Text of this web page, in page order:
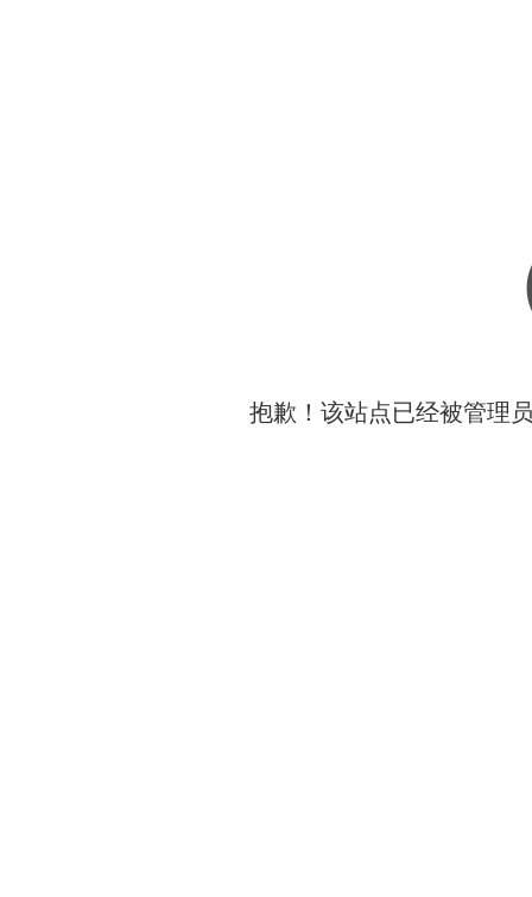
抱歉！该站点已经被管理